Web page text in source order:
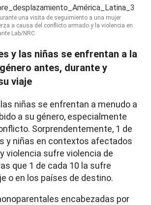
una visita de seguimiento a una mujer
a causa del conflicto armado y la violencia en
Lab/NRC
y las niñas se enfrentan a la
antes, durante y
viaje
niñas se enfrentan a menudo a
a su género, especialmente
Sorprendentemente, 1 de
y niñas en contextos afectados
violencia sufre violencia de
que 1 de cada 10 la sufre
o en los países de destino.
encabezadas por